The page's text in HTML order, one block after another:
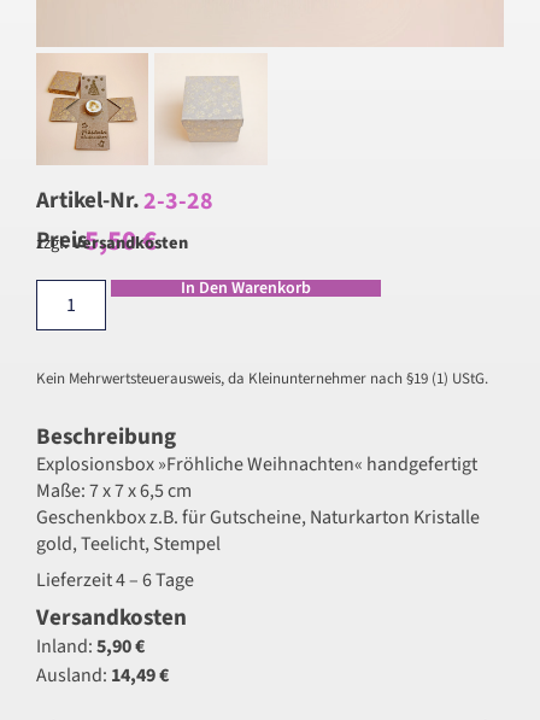
Artikel-Nr.2-3-28
Preis5,50€
zzgl.Versandkosten
In Den Warenkorb
Kein Mehrwertsteuerausweis, da Kleinunternehmer nach §19 (1) UStG.
Beschreibung
Explosionsbox »Fröhliche Weihnachten« handgefertigt
Maße: 7 x 7 x 6,5 cm
Geschenkbox z.B. für Gutscheine, Naturkarton Kristalle
gold, Teelicht, Stempel
Lieferzeit 4 – 6 Tage
Versandkosten
Inland:5,90 €
Ausland: 14,49 €